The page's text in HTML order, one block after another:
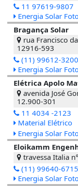
11 97619-9807
Energia Solar
Bragança Solar
rua Francisco
12916-593
(11) 99612-3200
Energia Solar
Elétrica Apolo
avenida José
12.900-301
11 4034 -2123
Material Elétrico
Energia Solar
Eloikamm
travessa Italia
(11) 99640-6715
Energia Solar